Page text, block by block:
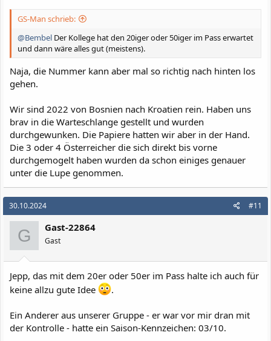
GS-Man schrieb:
@Bembel Der Kollege hat den 20iger oder 50iger im Pass erwartet
und dann wäre alles gut (meistens).
Naja, die Nummer kann aber mal so richtig nach hinten los
gehen.
Wir sind 2022 von Bosnien nach Kroatien rein. Haben uns
brav in die Warteschlange gestellt und wurden
durchgewunken. Die Papiere hatten wir aber in der Hand.
Die 3 oder 4 Österreicher die sich direkt bis vorne
durchgemogelt haben wurden da schon einiges genauer
unter die Lupe genommen.
30.10.2024 #11
G Gast-22864
Gast
Jepp, das mit dem 20er oder 50er im Pass halte ich auch für
keine allzu gute Idee
.
Ein Anderer aus unserer Gruppe - er war vor mir dran mit
der Kontrolle - hatte ein Saison-Kennzeichen: 03/10.